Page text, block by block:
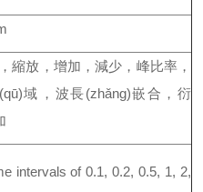
，增加，減少，峰比率，
域，波長(zhǎng)嵌合，衍
intervals of 0.1, 0.2, 0.5, 1, 2,